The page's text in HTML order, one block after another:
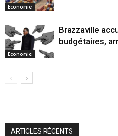
Economie
Economie
Brazzaville
budgétaires,
ARTICLES RÉCENTS